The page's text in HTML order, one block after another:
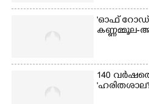
'ഓഫ് റോഡ്
കണ്ണമ്മൂല-
140
'ഹരിതശാല'!